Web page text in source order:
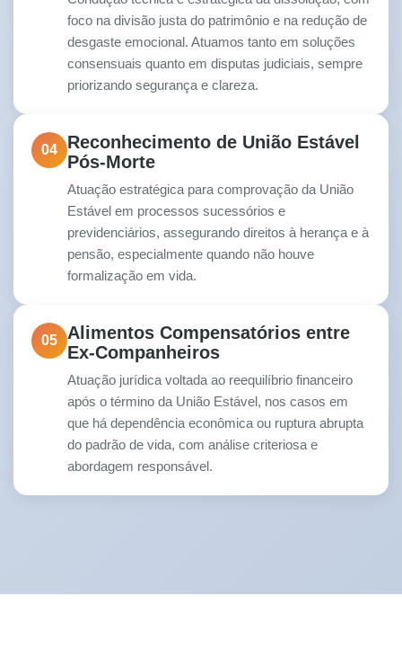
foco na divisão justa do patrimônio e na redução de
desgaste emocional. Atuamos tanto em soluções
consensuais quanto em disputas judiciais, sempre
priorizando segurança e clareza.
04
Reconhecimento de União Estável
Pós-Morte
Atuação estratégica para comprovação da União
Estável em processos sucessórios e
previdenciários, assegurando direitos à herança e à
pensão, especialmente quando não houve
formalização em vida.
05
Alimentos Compensatórios entre
Ex-Companheiros
Atuação jurídica voltada ao reequilíbrio financeiro
após o término da União Estável, nos casos em
que há dependência econômica ou ruptura abrupta
do padrão de vida, com análise criteriosa e
abordagem responsável.